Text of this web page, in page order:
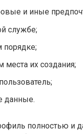
и иные
службе;
порядке;
места их создания;
данные.
полностью и